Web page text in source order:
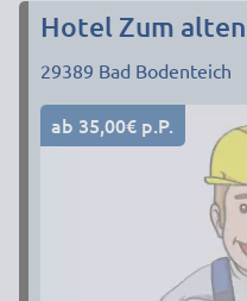
Hotel Zum
29389 Bad Bodenteich
ab 35,00€ p.P.